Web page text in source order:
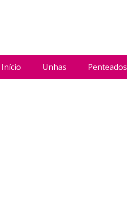
Início Unhas Penteados